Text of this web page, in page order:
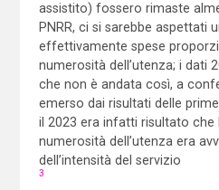
assistito) fossero rimaste
PNRR, ci si sarebbe aspettati
effettivamente spese
numerosità dell’utenza; i dati
che non è andata così, a
emerso dai risultati delle
il 2023 era infatti risultato che
numerosità dell’utenza era
dell’intensità del servizio
3